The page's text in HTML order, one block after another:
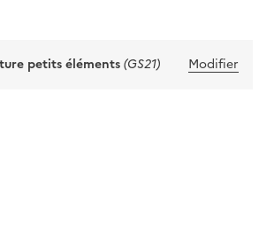
petits éléments(GS21) Modifier